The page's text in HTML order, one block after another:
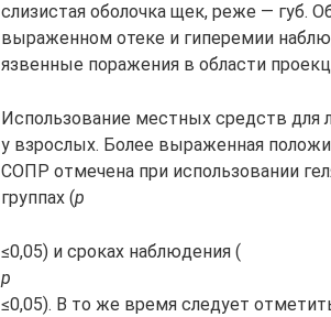
слизистая оболочка щек, реже — губ.
выраженном отеке и гиперемии
язвенные поражения в области
Использование местных средств для
у взрослых. Более выраженная
СОПР отмечена при использовании
группах (р
≤0,05) и сроках наблюдения (
р
≤0,05). В то же время следует